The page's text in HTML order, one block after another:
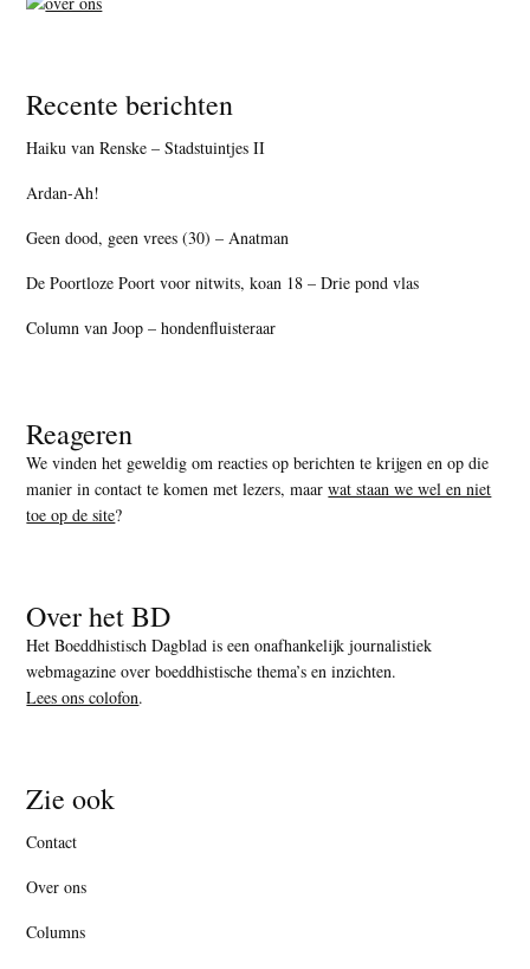
Recente berichten
Haiku van Renske – Stadstuintjes II
Ardan-Ah!
Geen dood, geen vrees (30) – Anatman
De Poortloze Poort voor nitwits, koan 18 – Drie pond vlas
Column van Joop – hondenfluisteraar
Reageren
We vinden het geweldig om reacties op berichten te krijgen en op die
manier in contact te komen met lezers, maarwat staan we wel en niet
toe op de site?
Over het BD
Het Boeddhistisch Dagblad is een onafhankelijk journalistiek
webmagazine over boeddhistische thema’s en inzichten.
Lees ons colofon.
Zie ook
Contact
Over ons
Columns